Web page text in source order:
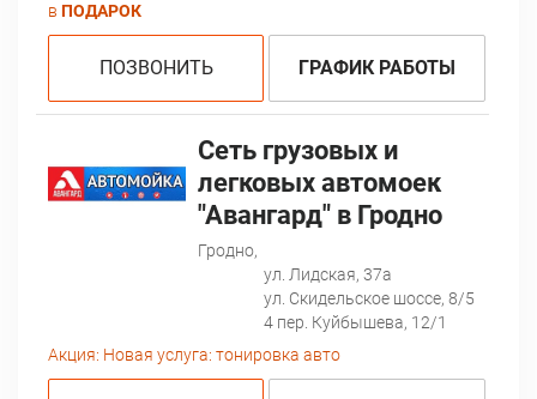
в ПОДАРОК
ПОЗВОНИТЬ ГРАФИК РАБОТЫ
Сеть грузовых и
легковых автомоек
"Авангард" в Гродно
Гродно,
ул. Лидская, 37а
ул. Скидельское шоссе, 8/5
4 пер. Куйбышева, 12/1
Акция: Новая услуга: тонировка авто